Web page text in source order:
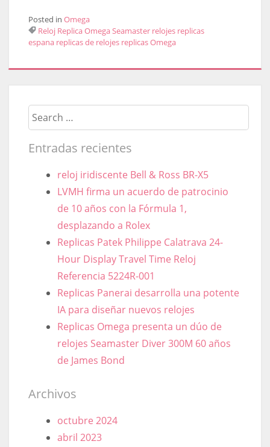
Posted in Omega
Reloj Replica Omega Seamaster relojes replicas
espana replicas de relojes replicas Omega
Search
Entradas recientes
reloj iridiscente Bell & Ross BR-X5
LVMH firma un acuerdo de patrocinio
de 10 años con la Fórmula 1,
desplazando a Rolex
Replicas Patek Philippe Calatrava 24-
Hour Display Travel Time Reloj
Referencia 5224R-001
Replicas Panerai desarrolla una potente
IA para diseñar nuevos relojes
Replicas Omega presenta un dúo de
relojes Seamaster Diver 300M 60 años
de James Bond
Archivos
octubre 2024
abril 2023